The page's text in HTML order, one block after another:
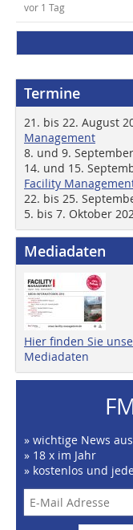
vor 1 Tag
Termine
21. bis 22. August
Management
8. und 9.
14. und 15.
Facility
22. bis 25.
5. bis 7. Oktober
Mediadaten
Hier finden Sie
Mediadaten
» wichtige News
» 18 x im Jahr
» kostenlos und